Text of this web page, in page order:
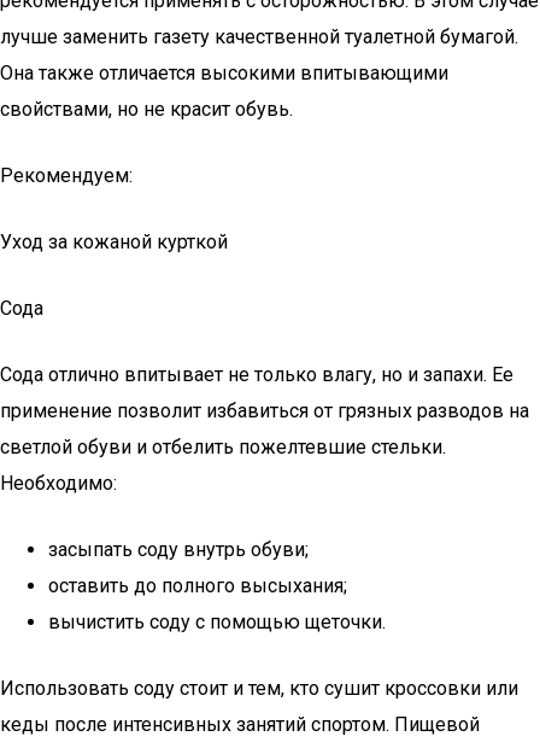
лучше заменить газету качественной туалетной бумагой.
Она также отличается высокими впитывающими
свойствами, но не красит обувь.
Рекомендуем:
Уход за кожаной курткой
Сода
Сода отлично впитывает не только влагу, но и запахи. Ее
применение позволит избавиться от грязных разводов на
светлой обуви и отбелить пожелтевшие стельки.
Необходимо:
засыпать соду внутрь обуви;
оставить до полного высыхания;
вычистить соду с помощью щеточки.
Использовать соду стоит и тем, кто сушит кроссовки или
кеды после интенсивных занятий спортом. Пищевой